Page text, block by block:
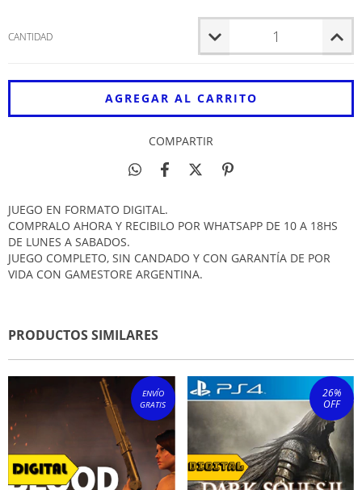
CANTIDAD
COMPARTIR
JUEGO EN FORMATO DIGITAL.
COMPRALO AHORA Y RECIBILO POR WHATSAPP DE 10 A 18HS
DE LUNES A SABADOS.
JUEGO COMPLETO, SIN CANDADO Y CON GARANTÍA DE POR
VIDA CON GAMESTORE ARGENTINA.
PRODUCTOS SIMILARES
ENVÍO
GRATIS
26%
OFF